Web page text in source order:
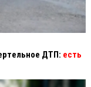
ДТП: есть